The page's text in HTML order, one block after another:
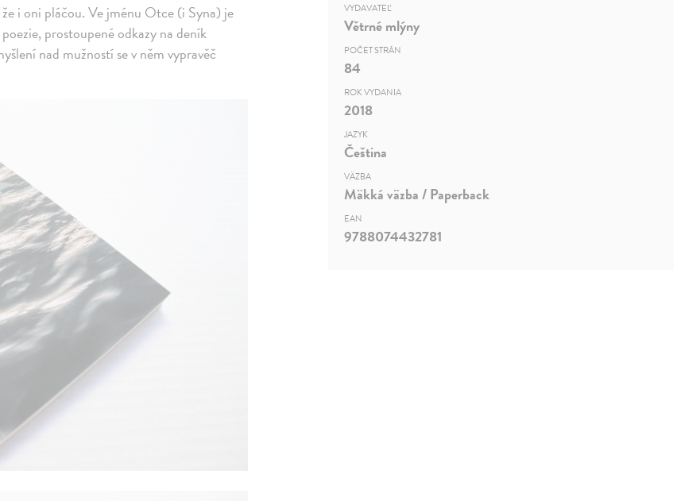
i oni pláčou. Ve jménu Otce (i Syna) je
prostoupené odkazy na deník
nad mužností se v něm vypravěč
VYDAVATEĽ
Větrné mlýny
POČET STRÁN
84
ROK VYDANIA
2018
JAZYK
Čeština
VÄZBA
Mäkká väzba / Paperback
EAN
9788074432781